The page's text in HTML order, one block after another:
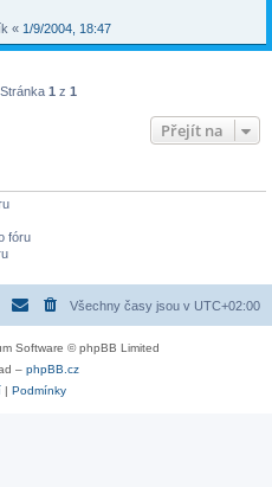
« 1/9/2004, 18:47
1 z 1
Přejít na
fóru
Všechny časy jsou v UTC+02:00
Software © phpBB Limited
– phpBB.cz
| Podmínky